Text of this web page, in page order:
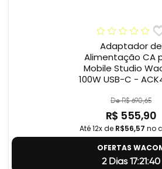
Adaptador de
Alimentação CA
Mobile Studio
100W USB-C -
De R$ 690,65
R$ 555,90
Até 12x de R$56,57 no
OFERTAS
2 Dias 17:21:39